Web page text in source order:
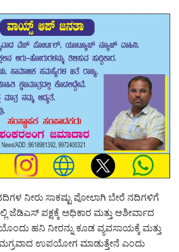
ನೀರು ಸಾಕಷ್ಟು ಪೋಲಾಗಿ ಬೇರೆ ನದಿಗಳಿಗೆ
ಜೆಡಿಎಸ್ ಪಕ್ಷಕ್ಕೆ ಅಧಿಕಾರ ಮತ್ತು ಆಶೀರ್ವಾದ
ಹನಿ ನೀರನ್ನು ಕೂಡ ವ್ಯವಸಾಯಕ್ಕೆ ಮತ್ತು
ಉಪಯೋಗ ಮಾಡುತ್ತೇನೆ ಎಂದು